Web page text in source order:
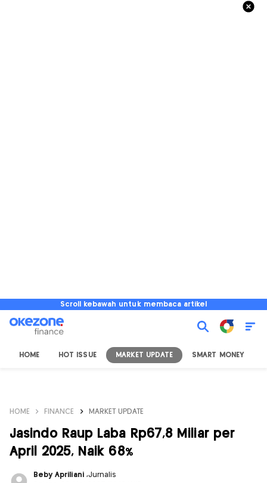
Scroll kebawah untuk membaca artikel
HOME HOT ISSUE MARKET UPDATE SMART MONEY
HOME FINANCE MARKET UPDATE
Jasindo Raup Laba Rp67,8 Miliar per
April 2025, Naik 68%
Beby Apriliani ,Jurnalis